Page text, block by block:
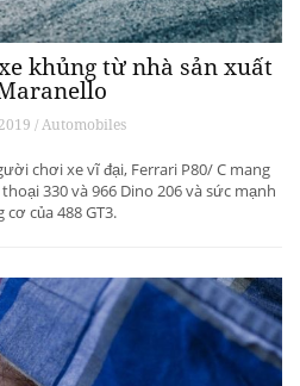
khủng từ ​​nhà sản xuất
/ Automobiles
chơi xe vĩ đại, Ferrari P80/ C mang
330 và 966 Dino 206 và sức mạnh
cơ của 488 GT3.